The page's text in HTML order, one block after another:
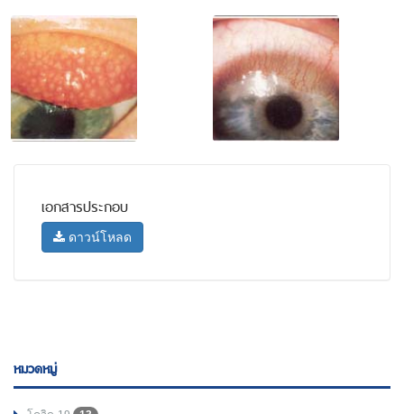
เอกสารประกอบ
ดาวน์โหลด
หมวดหมู่